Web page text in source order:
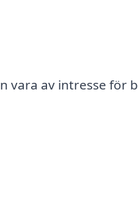
vara av intresse för